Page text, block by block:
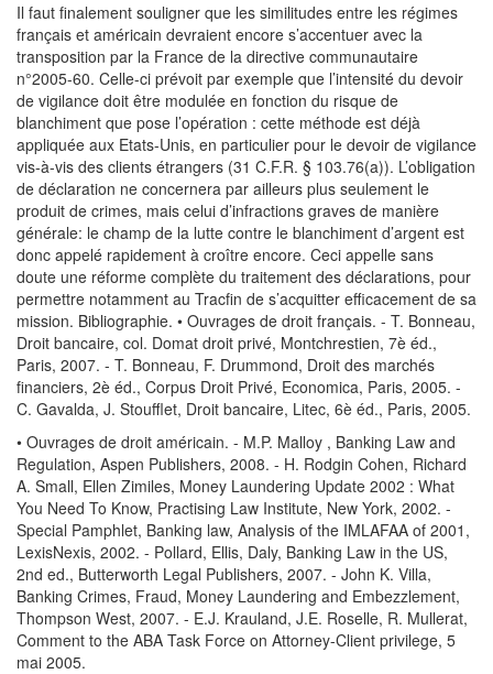
Il faut finalement souligner que les similitudes entre les régimes
français et américain devraient encore s’accentuer avec la
transposition par la France de la directive communautaire
n°2005-60. Celle-ci prévoit par exemple que l’intensité du devoir
de vigilance doit être modulée en fonction du risque de
blanchiment que pose l’opération : cette méthode est déjà
appliquée aux Etats-Unis, en particulier pour le devoir de vigilance
vis-à-vis des clients étrangers (31 C.F.R. § 103.76(a)). L’obligation
de déclaration ne concernera par ailleurs plus seulement le
produit de crimes, mais celui d’infractions graves de manière
générale: le champ de la lutte contre le blanchiment d’argent est
donc appelé rapidement à croître encore. Ceci appelle sans
doute une réforme complète du traitement des déclarations, pour
permettre notamment au Tracfin de s’acquitter efficacement de sa
mission. Bibliographie. • Ouvrages de droit français. - T. Bonneau,
Droit bancaire, col. Domat droit privé, Montchrestien, 7è éd.,
Paris, 2007. - T. Bonneau, F. Drummond, Droit des marchés
financiers, 2è éd., Corpus Droit Privé, Economica, Paris, 2005. -
C. Gavalda, J. Stoufflet, Droit bancaire, Litec, 6è éd., Paris, 2005.
• Ouvrages de droit américain. - M.P. Malloy , Banking Law and
Regulation, Aspen Publishers, 2008. - H. Rodgin Cohen, Richard
A. Small, Ellen Zimiles, Money Laundering Update 2002 : What
You Need To Know, Practising Law Institute, New York, 2002. -
Special Pamphlet, Banking law, Analysis of the IMLAFAA of 2001,
LexisNexis, 2002. - Pollard, Ellis, Daly, Banking Law in the US,
2nd ed., Butterworth Legal Publishers, 2007. - John K. Villa,
Banking Crimes, Fraud, Money Laundering and Embezzlement,
Thompson West, 2007. - E.J. Krauland, J.E. Roselle, R. Mullerat,
Comment to the ABA Task Force on Attorney-Client privilege, 5
mai 2005.